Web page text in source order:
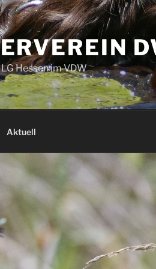
Hessen im VDW
Aktuell